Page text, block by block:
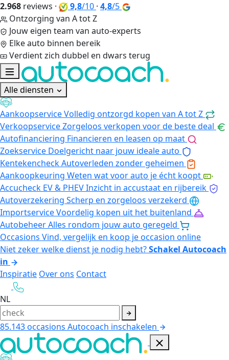
2.968 reviews · 9,8/10 · 4,8/5
Ontzorging van A tot Z
Jouw eigen team van auto-experts
Elke auto binnen bereik
Verdient zich dubbel en dwars terug
Alle diensten
AankoopserviceVolledig ontzorgd kopen van A tot Z
VerkoopserviceZorgeloos verkopen voor de beste deal
Autofinanciering Financieren en leasen op maat
Zoekservice Doelgericht naar jouw ideale auto
KentekencheckAutoverleden zonder geheimen
Aankoopkeuring Weten wat voor auto je écht koopt
Accucheck EV & PHEVInzicht in accustaat en rijbereik
Autoverzekering Scherp en zorgeloos verzekerd
ImportserviceVoordelig kopen uit het buitenland
AutobeheerAlles rondom jouw auto geregeld
Occasions Vind, vergelijk en koop je occasion online
Niet zeker welke dienst je nodig hebt?Schakel Autocoach
in
Inspiratie Over ons Contact
NL
85.143occasions Autocoach inschakelen